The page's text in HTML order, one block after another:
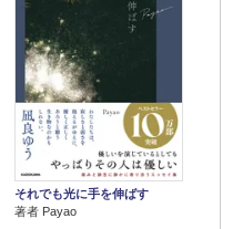
それでも光に手を伸ばす
著者 Payao